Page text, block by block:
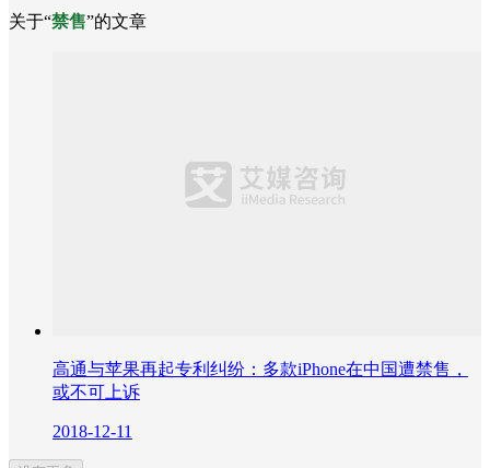
关于“禁售”的文章
高通与苹果再起专利纠纷：多款iPhone在中国遭禁售，
或不可上诉
2018-12-11